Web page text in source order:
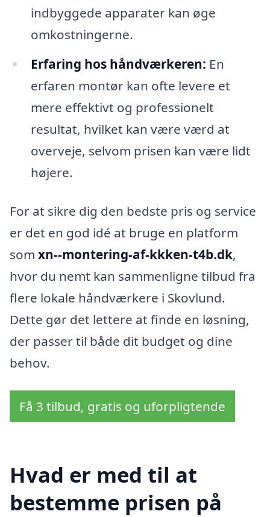
indbyggede apparater kan øge
omkostningerne.
Erfaring hos håndværkeren: En
erfaren montør kan ofte levere et
mere effektivt og professionelt
resultat, hvilket kan være værd at
overveje, selvom prisen kan være lidt
højere.
For at sikre dig den bedste pris og service
er det en god idé at bruge en platform
som xn--montering-af-kkken-t4b.dk,
hvor du nemt kan sammenligne tilbud fra
flere lokale håndværkere i Skovlund.
Dette gør det lettere at finde en løsning,
der passer til både dit budget og dine
behov.
Få 3 tilbud, gratis og uforpligtende
Hvad er med til at
bestemme prisen på